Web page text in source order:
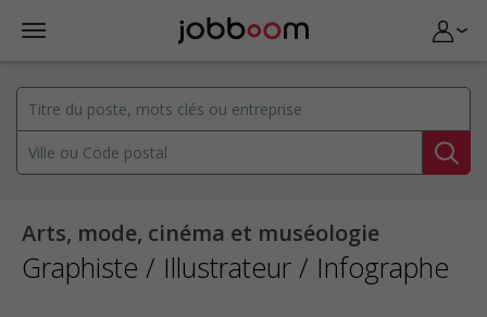
Arts, mode, cinéma et muséologie
Graphiste / Illustrateur / Infographe